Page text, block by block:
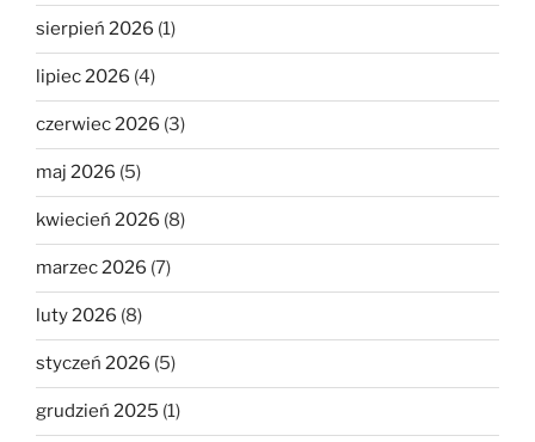
sierpień 2026 (1)
lipiec 2026 (4)
czerwiec 2026 (3)
maj 2026 (5)
kwiecień 2026 (8)
marzec 2026 (7)
luty 2026 (8)
styczeń 2026 (5)
grudzień 2025 (1)